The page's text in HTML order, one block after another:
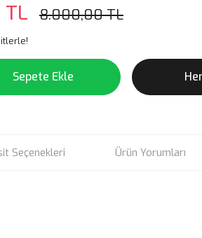
8.000,00 TL
Sepete Ekle
Seçenekleri Ürün Yorumları